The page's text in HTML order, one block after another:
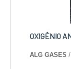
OXIGÊNIO
ALG GASES